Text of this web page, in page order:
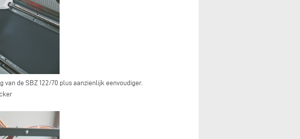
de SBZ 122/70 plus aanzienlijk eenvoudiger.